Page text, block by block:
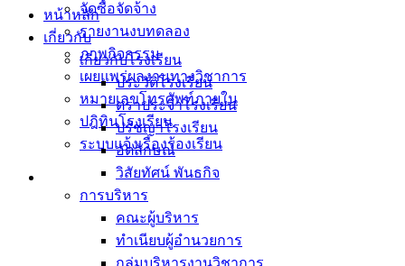
จัดซื้อจัดจ้าง
รายงานงบทดลอง
ภาพกิจกรรม
เผยแพร่ผลงานทางวิชาการ
หมายเลขโทรศัพท์ภายใน
ปฎิทินโรงเรียน
ระบบแจ้งเรื่องร้องเรียน
หน้าหลัก
เกี่ยวกับ
เกี่ยวกับโรงเรียน
ประวัติโรงเรียน
ตราประจำโรงเรียน
ปรัชญาโรงเรียน
อัตลักษณ์
วิสัยทัศน์ พันธกิจ
การบริหาร
คณะผู้บริหาร
ทำเนียบผู้อำนวยการ
กลุ่มบริหารงานวิชาการ